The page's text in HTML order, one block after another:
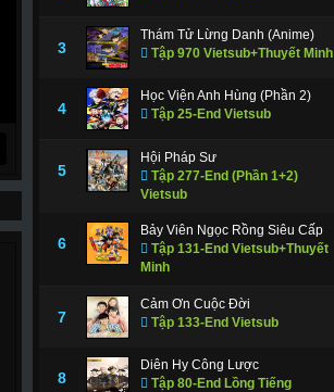
3
Thám Tử Lừng Danh (Anime)
Tập 970 Vietsub+Thuyết Minh
4
Học Viện Anh Hùng (Phần 2)
Tập 25-End Vietsub
5
Hội Pháp Sư
Tập 277-End (Phần 1+2)
Vietsub
6
Bảy Viên Ngọc Rồng Siêu Cấp
Tập 131-End Vietsub+Thuyết
Minh
7
Cảm Ơn Cuộc Đời
Tập 133-End Vietsub
8
Diên Hy Công Lược
Tập 80-End Lồng Tiếng